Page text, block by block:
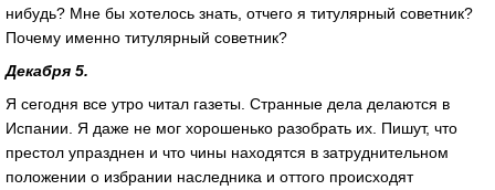
нибудь? Мне бы хотелось знать, отчего я титулярный советник?
Почему именно титулярный советник?
Декабря 5.
Я сегодня все утро читал газеты. Странные дела делаются в
Испании. Я даже не мог хорошенько разобрать их. Пишут, что
престол упразднен и что чины находятся в затруднительном
положении о избрании наследника и оттого происходят